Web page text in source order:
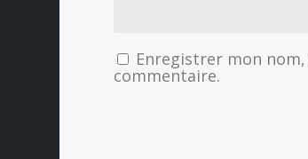
Enregistrer mon
commentaire.